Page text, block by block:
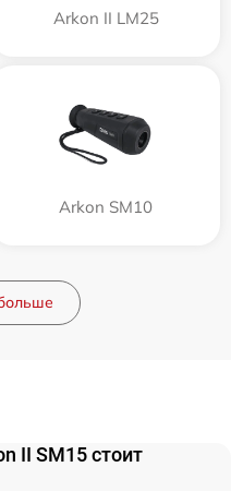
Arkon II LM25
Arkon SM10
II SM15 стоит